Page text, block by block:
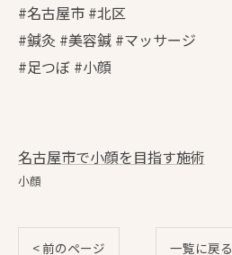
#名古屋市 #北区
#鍼灸 #美容鍼 #マッサージ
#足つぼ #小顔
名古屋市で小顔を目指す施術
小顔
< 前のページ 一覧に戻る